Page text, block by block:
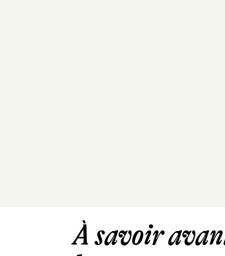
À savoir